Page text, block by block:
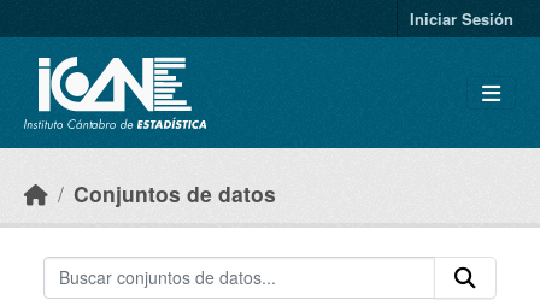
Iniciar Sesión
Conjuntos de datos